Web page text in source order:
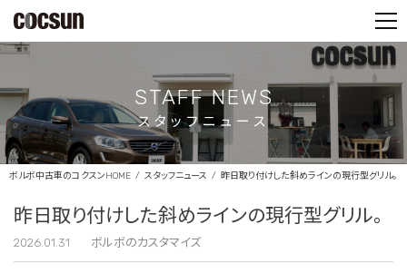
STAFF NEWS
スタッフニュース
ボルボ中古車のコクスンHOME スタッフニュース 昨日取り付けした斜めラインの現行型グリル。
昨日取り付けした斜めラインの現行型グリル。
2026.01.31 ボルボのカスタマイズ